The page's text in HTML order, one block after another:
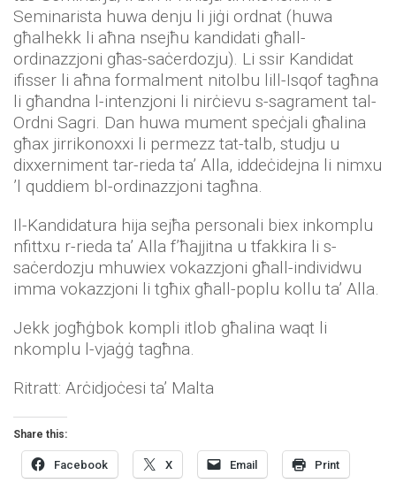
Seminarista huwa denju li jiġi ordnat (huwa
għalhekk li aħna nsejħu kandidati għall-
ordinazzjoni għas-saċerdozju). Li ssir Kandidat
ifisser li aħna formalment nitolbu lill-Isqof tagħna
li għandna l-intenzjoni li nirċievu s-sagrament tal-
Ordni Sagri. Dan huwa mument speċjali għalina
għax jirrikonoxxi li permezz tat-talb, studju u
dixxerniment tar-rieda ta’ Alla, iddeċidejna li nimxu
’l quddiem bl-ordinazzjoni tagħna.
Il-Kandidatura hija sejħa personali biex inkomplu
nfittxu r-rieda ta’ Alla f’ħajjitna u tfakkira li s-
saċerdozju mhuwiex vokazzjoni għall-individwu
imma vokazzjoni li tgħix għall-poplu kollu ta’ Alla.
Jekk jogħġbok kompli itlob għalina waqt li
nkomplu l-vjaġġ tagħna.
Ritratt: Arċidjoċesi ta’ Malta
Share this:
Facebook X Email Print